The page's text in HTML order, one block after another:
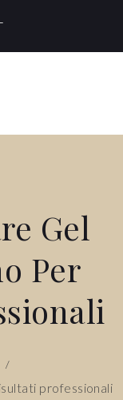
Gel
Per
/
professionali